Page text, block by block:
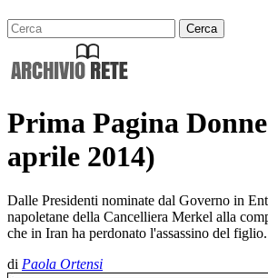
Prima Pagina
aprile 2014)
Dalle Presidenti nominate dal Governo in
napoletane della Cancelliera Merkel alla
che in Iran ha perdonato l'assassino del
di Paola Ortensi